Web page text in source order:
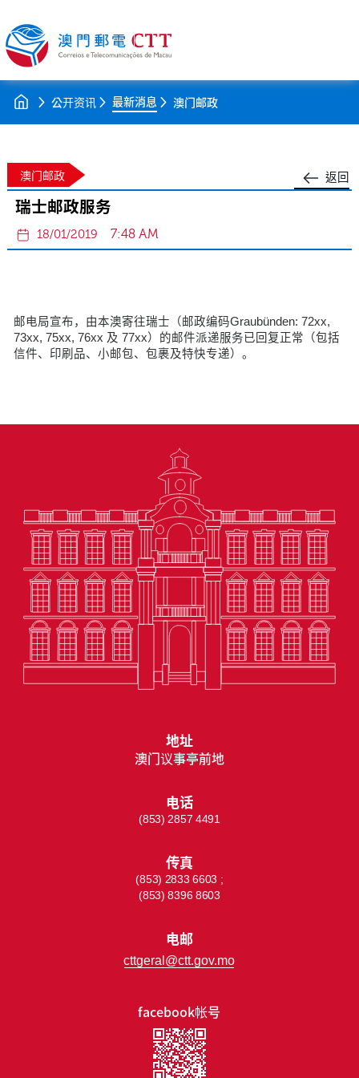
公开资讯 最新消息 澳门邮政
返回
澳门邮政
瑞士邮政服务
18/01/2019 7:48 AM
邮电局宣布，由本澳寄往瑞士（邮政编码Graubünden: 72xx,
73xx, 75xx, 76xx 及 77xx）的邮件派递服务已回复正常（包括
信件、印刷品、小邮包、包裹及特快专递）。
facebook帐号
地址
澳门议事亭前地
电话
(853) 2857 4491
传真
(853) 2833 6603 ;
(853) 8396 8603
电邮
cttgeral@ctt.gov.mo